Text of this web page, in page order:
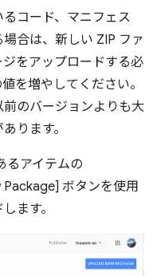
コード、マニフェス
合は、新しい ZIP ファ
をアップロードする必
を増やしてください。
のバージョンよりも大
ります。
るアイテムの
ボタンを使用
ます。